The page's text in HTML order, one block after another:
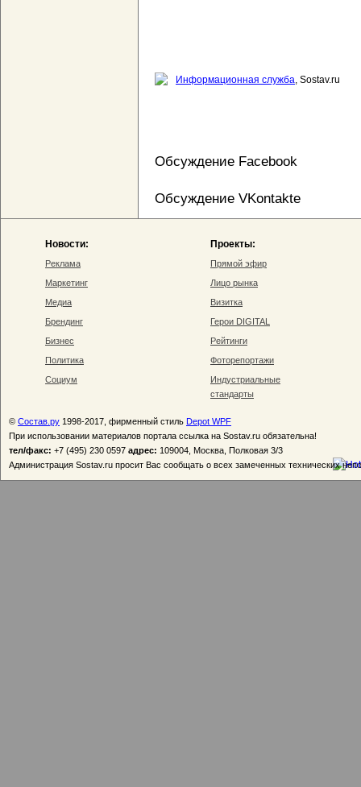
Информационная служба, Sostav.ru
Обсуждение Facebook
Обсуждение VKontakte
Новости:
Реклама
Маркетинг
Медиа
Брендинг
Бизнес
Политика
Социум
Проекты:
Прямой эфир
Лицо рынка
Визитка
Герои DIGITAL
Рейтинги
Фоторепортажи
Индустриальные
стандарты
© Состав.ру 1998-2017, фирменный стиль Depot WPF
При использовании материалов портала ссылка на Sostav.ru обязательна!
тел/факс: +7 (495) 230 0597 адрес: 109004, Москва, Полковая 3/3
Администрация Sostav.ru просит Вас сообщать о всех замеченных технических